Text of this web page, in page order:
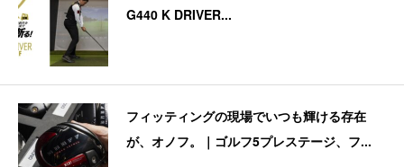
G440 K DRIVER...
フィッティングの現場でいつも輝ける存在
が、オノフ。｜ゴルフ5プレステージ、フ...